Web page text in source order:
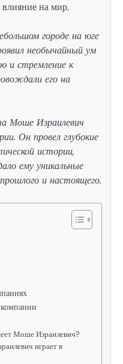
влияние на мир.
городе на юге
необычайный ум
и стремление к
его на
Моше Израилевич
Он провел глубокие
истории,
ему уникальные
и настоящего.
Моше Израилевич?
играет в